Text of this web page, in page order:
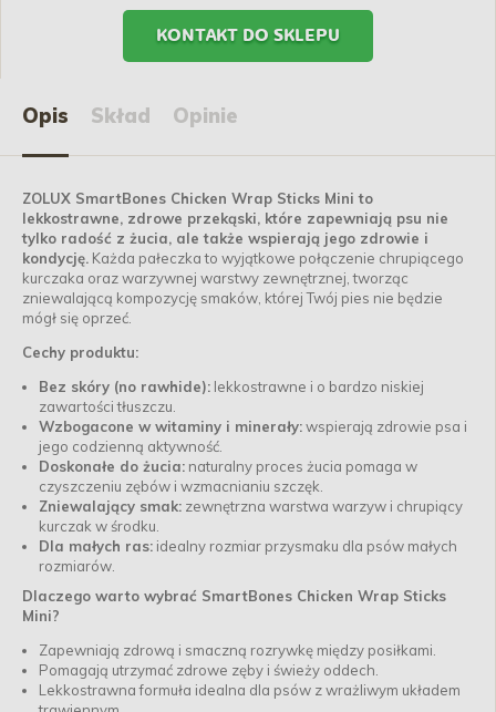
KONTAKT DO SKLEPU
Opis Skład Opinie
ZOLUX SmartBones Chicken Wrap Sticks Mini to
lekkostrawne, zdrowe przekąski, które zapewniają psu nie
tylko radość z żucia, ale także wspierają jego zdrowie i
kondycję. Każda pałeczka to wyjątkowe połączenie chrupiącego
kurczaka oraz warzywnej warstwy zewnętrznej, tworząc
zniewalającą kompozycję smaków, której Twój pies nie będzie
mógł się oprzeć.
Cechy produktu:
Bez skóry (no rawhide): lekkostrawne i o bardzo niskiej
zawartości tłuszczu.
Wzbogacone w witaminy i minerały:wspierają zdrowie psa i
jego codzienną aktywność.
Doskonałe do żucia: naturalny proces żucia pomaga w
czyszczeniu zębów i wzmacnianiu szczęk.
Zniewalający smak: zewnętrzna warstwa warzyw i chrupiący
kurczak w środku.
Dla małych ras: idealny rozmiar przysmaku dla psów małych
rozmiarów.
Dlaczego warto wybrać SmartBones Chicken Wrap Sticks
Mini?
Zapewniają zdrową i smaczną rozrywkę między posiłkami.
Pomagają utrzymać zdrowe zęby i świeży oddech.
Lekkostrawna formuła idealna dla psów z wrażliwym układem